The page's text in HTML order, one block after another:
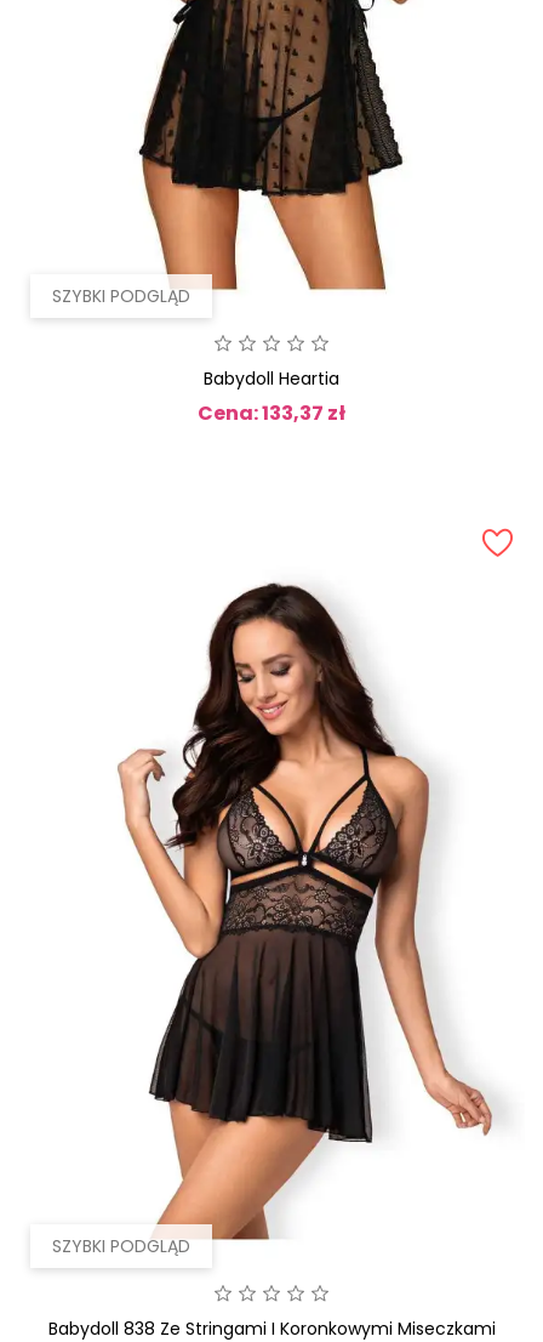
SZYBKI PODGLĄD
Babydoll Heartia
Cena: 133,37 zł
SZYBKI PODGLĄD
Babydoll 838 Ze Stringami I Koronkowymi Miseczkami